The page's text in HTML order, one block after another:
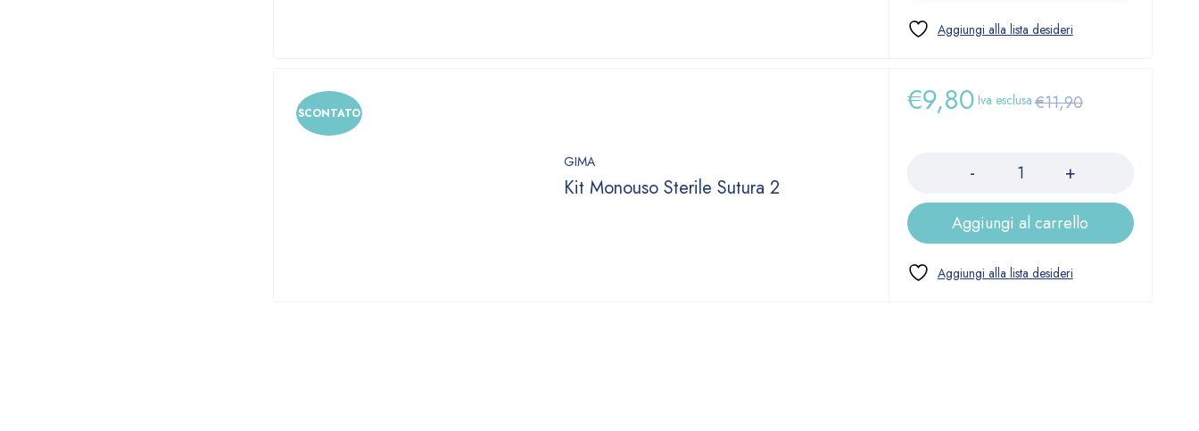
SCONTATO
GIMA
Kit Monouso Sterile Sutura 2
€11,90
€9,80 Iva esclusa
Aggiungi al carrello